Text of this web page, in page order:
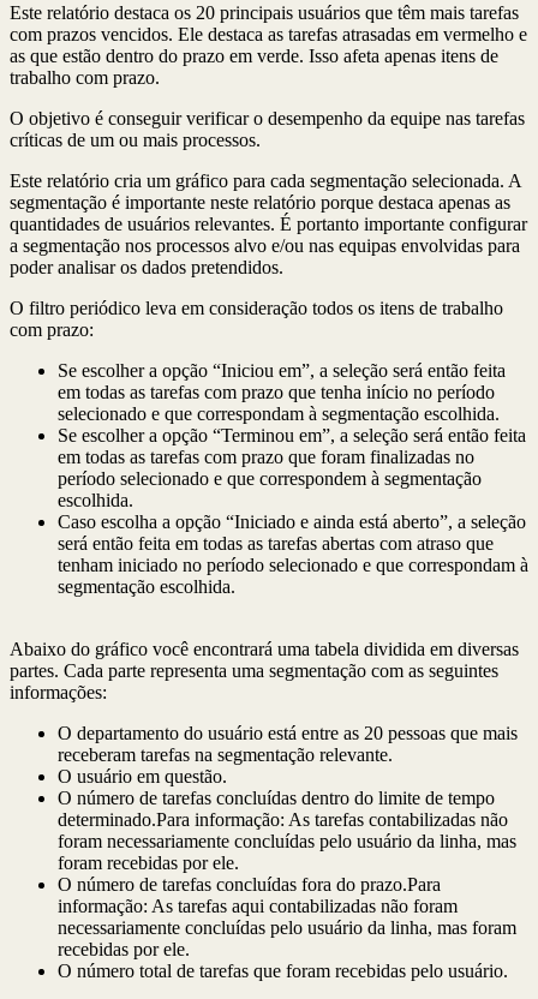
Este relatório destaca os 20 principais usuários que têm mais tarefas
com prazos vencidos. Ele destaca as tarefas atrasadas em vermelho e
as que estão dentro do prazo em verde. Isso afeta apenas itens de
trabalho com prazo.
O objetivo é conseguir verificar o desempenho da equipe nas tarefas
críticas de um ou mais processos.
Este relatório cria um gráfico para cada segmentação selecionada. A
segmentação é importante neste relatório porque destaca apenas as
quantidades de usuários relevantes. É portanto importante configurar
a segmentação nos processos alvo e/ou nas equipas envolvidas para
poder analisar os dados pretendidos.
O filtro periódico leva em consideração todos os itens de trabalho
com prazo:
Se escolher a opção “Iniciou em”, a seleção será então feita
em todas as tarefas com prazo que tenha início no período
selecionado e que correspondam à segmentação escolhida.
Se escolher a opção “Terminou em”, a seleção será então feita
em todas as tarefas com prazo que foram finalizadas no
período selecionado e que correspondem à segmentação
escolhida.
Caso escolha a opção “Iniciado e ainda está aberto”, a seleção
será então feita em todas as tarefas abertas com atraso que
tenham iniciado no período selecionado e que correspondam à
segmentação escolhida.
Abaixo do gráfico você encontrará uma tabela dividida em diversas
partes. Cada parte representa uma segmentação com as seguintes
informações:
O departamento do usuário está entre as 20 pessoas que mais
receberam tarefas na segmentação relevante.
O usuário em questão.
O número de tarefas concluídas dentro do limite de tempo
determinado.Para informação: As tarefas contabilizadas não
foram necessariamente concluídas pelo usuário da linha, mas
foram recebidas por ele.
O número de tarefas concluídas fora do prazo.Para
informação: As tarefas aqui contabilizadas não foram
necessariamente concluídas pelo usuário da linha, mas foram
recebidas por ele.
O número total de tarefas que foram recebidas pelo usuário.